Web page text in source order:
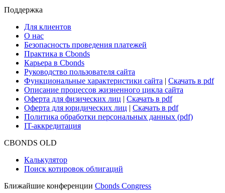
Поддержка
Для клиентов
О нас
Безопасность проведения платежей
Практика в Cbonds
Карьера в Cbonds
Руководство пользователя сайта
Функциональные характеристики сайта | Скачать в pdf
Описание процессов жизненного цикла сайта
Оферта для физических лиц | Скачать в pdf
Оферта для юридических лиц | Скачать в pdf
Политика обработки персональных данных (pdf)
IT-аккредитация
CBONDS OLD
Калькулятор
Поиск котировок облигаций
Ближайшие конференции Cbonds Congress